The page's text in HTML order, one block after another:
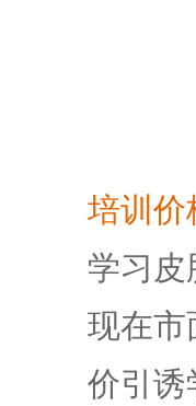
培训价
学习
现在
价引诱